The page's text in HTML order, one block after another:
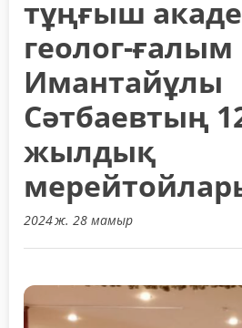
тұңғыш
геолог-
Имантайұлы
Сәтбаевтың
жылдық
2024 ж. 28 мамыр